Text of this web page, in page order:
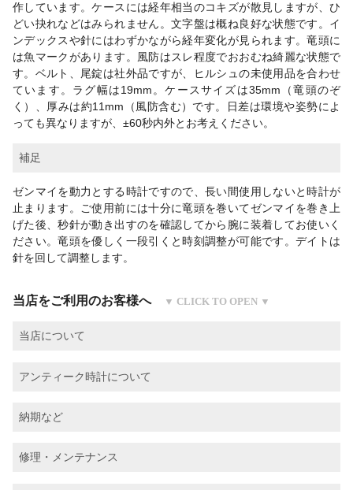
作しています。ケースには経年相当のコキズが散見しますが、ひ
どい抉れなどはみられません。文字盤は概ね良好な状態です。イ
ンデックスや針にはわずかながら経年変化が見られます。竜頭に
は魚マークがあります。風防はスレ程度でおおむね綺麗な状態で
す。ベルト、尾錠は社外品ですが、ヒルシュの未使用品を合わせ
ています。ラグ幅は19mm。ケースサイズは35mm（竜頭のぞ
く）、厚みは約11mm（風防含む）です。日差は環境や姿勢によ
っても異なりますが、±60秒内外とお考えください。
補足
ゼンマイを動力とする時計ですので、長い間使用しないと時計が
止まります。ご使用前には十分に竜頭を巻いてゼンマイを巻き上
げた後、秒針が動き出すのを確認してから腕に装着してお使いく
ださい。竜頭を優しく一段引くと時刻調整が可能です。デイトは
針を回して調整します。
当店をご利用のお客様へ
当店について
アンティーク時計について
納期など
修理・メンテナンス